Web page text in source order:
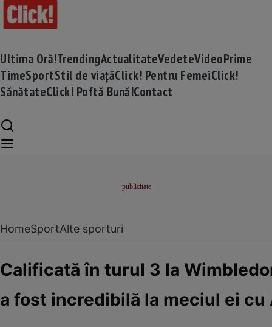
Ultima Oră!TrendingActualitateVedeteVideoPrime
TimeSportStil de viațăClick! Pentru FemeiClick!
SănătateClick! Poftă Bună!Contact
HomeSportAlte sporturi
Calificată în turul 3 la
a fost incredibilă la meciul ei cu